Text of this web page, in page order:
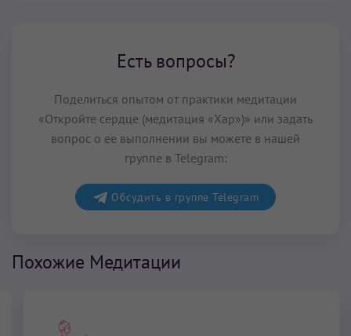
Есть вопросы?
Поделиться опытом от практики медитации
«Откройте сердце (медитация «Хар»)» или задать
вопрос о ее выполнении вы можете в нашей
группе в Telegram:
Обсудить в группе Telegram
Похожие Медитации